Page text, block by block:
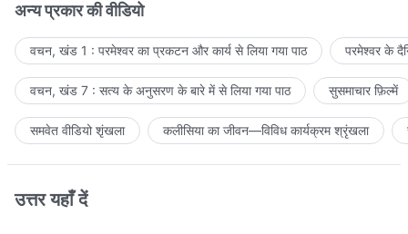
अन्य प्रकार की वीडियो
वचन, खंड 1 : परमेश्वर का प्रकटन और कार्य से लिया गया पाठ परमेश्वर के
वचन, खंड 7 : सत्य के अनुसरण के बारे में से लिया गया पाठ सुसमाचार फ़िल्में
समवेत वीडियो शृंखला कलीसिया का जीवन—विविध कार्यक्रम श्रृंखला
उत्तर यहाँ दें